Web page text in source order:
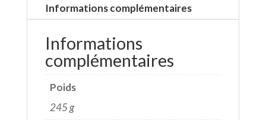
Informations complémentaires
Informations
complémentaires
Poids
245 g